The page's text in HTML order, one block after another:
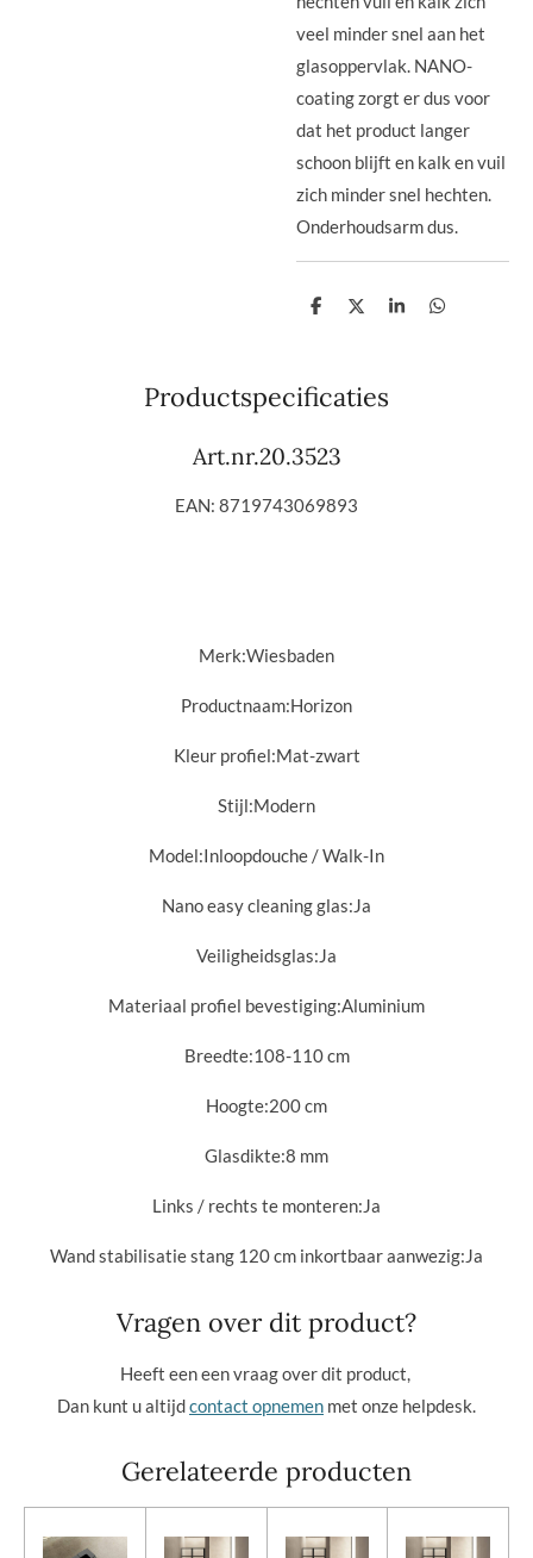
veel minder snel aan het
glasoppervlak. NANO-
coating zorgt er dus voor
dat het product langer
schoon blijft en kalk en vuil
zich minder snel hechten.
Onderhoudsarm dus.
D
n
D
S
D
Productspecificaties
Art.nr.20.3523
EAN: 8719743069893
Merk:Wiesbaden
Productnaam:Horizon
Kleur profiel:Mat-zwart
Stijl:Modern
Model:Inloopdouche / Walk-In
Nano easy cleaning glas:Ja
Veiligheidsglas:Ja
Materiaal profiel bevestiging:Aluminium
Breedte:108-110 cm
Hoogte:200 cm
Glasdikte:8 mm
Links / rechts te monteren:Ja
Wand stabilisatie stang 120 cm inkortbaar aanwezig:Ja
Vragen over dit product?
Heeft een een vraag over dit product,
Dan kunt u altijdcontact opnemen met onze helpdesk.
Gerelateerde producten